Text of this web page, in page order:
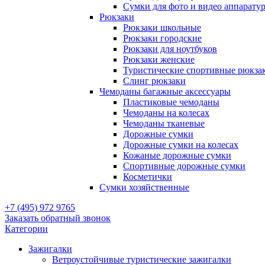
Сумки для фото и видео
Рюкзаки
Рюкзаки школьные
Рюкзаки городские
Рюкзаки для ноутбуков
Рюкзаки женские
Туристические спортивные
Слинг рюкзаки
Чемоданы багажные аксессуары
Пластиковые чемоданы
Чемоданы на колесах
Чемоданы тканевые
Дорожные сумки
Дорожные сумки на колесах
Кожаные дорожные сумки
Спортивные дорожные сумки
Косметички
Сумки хозяйственные
+7 (495) 972 9765
Заказать обратный звонок
Категории
Зажигалки
Ветроустойчивые туристические зажигалки